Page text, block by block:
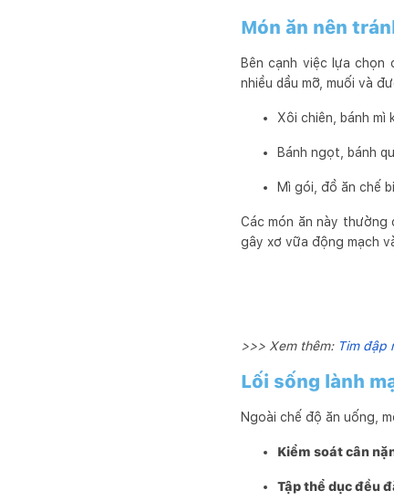
Món ăn nên
Bên cạnh việc lựa
nhiều dầu mỡ, muối và
Xôi chiên, bánh mì
Bánh ngọt, bánh
Mì gói, đồ ăn chế
Các món ăn này thường
gây xơ vữa động mạch
>>> Xem thêm: Tim đập
Lối sống lành
Ngoài chế độ ăn uống,
Kiểm soát cân
Tập thể dục đều